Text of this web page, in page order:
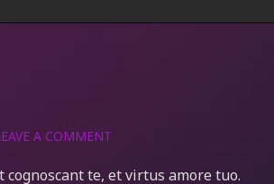
A COMMENT
te, et virtus amore tuo.